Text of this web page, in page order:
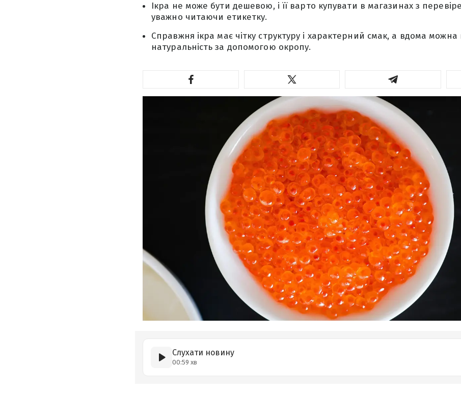
Ікра не може бути дешевою, і її варто купувати в магазинах з
уважно читаючи етикетку.
Справжня ікра має чітку структуру і характерний смак, а вдома можна
натуральність за допомогою окропу.
Слухати новину
00:59 хв